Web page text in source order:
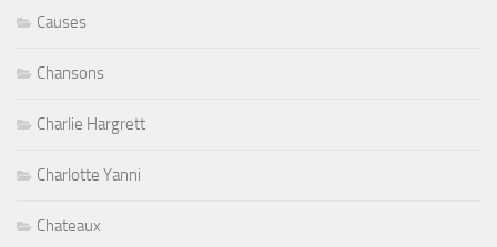
Causes
Chansons
Charlie Hargrett
Charlotte Yanni
Chateaux